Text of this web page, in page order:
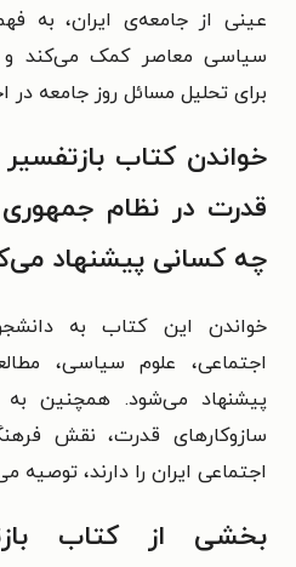
عینی از جامعه‌ی ایران، به
سیاسی معاصر کمک می‌کند و
برای تحلیل مسائل روز جامعه در
خواندن کتاب
قدرت در نظام جمهوری
چه کسانی پیشنهاد
خواندن این کتاب به
اجتماعی، علوم سیاسی،
پیشنهاد می‌شود. همچنین
سازوکارهای قدرت، نقش
اجتماعی ایران را دارند، توصیه
بخشی از کتاب